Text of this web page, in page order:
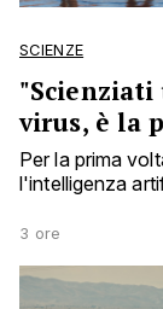
SCIENZE
"Scienziati
virus, è la
Per la prima
l'intelligenza
3 ore